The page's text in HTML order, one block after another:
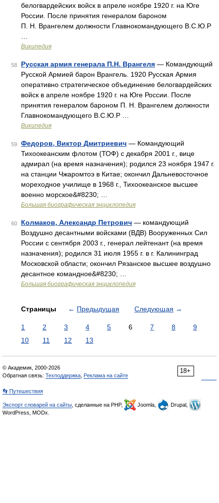
белогвардейских войск в апреле ноябре 1920 г. на Юге
России. После принятия генералом бароном
П. Н. Врангелем должности Главнокомандующего В.С.Ю.Р
Википедия
58 Русская армия генерала П.Н. Врангеля — Командующий
Русской Армией барон Врангель. 1920 Русская Армия
оперативно стратегическое объединение белогвардейских
войск в апреле ноябре 1920 г. на Юге России. После
принятия генералом бароном П. Н. Врангелем должности
Главнокомандующего В.С.Ю.Р …
Википедия
59 Федоров, Виктор Дмитриевич — Командующий
Тихоокеанским флотом (ТОФ) с декабря 2001 г., вице
адмирал (на время назначения); родился 23 ноября 1947 г.
на станции Чжаромтоэ в Китае; окончил Дальневосточное
мореходное училище в 1968 г., Тихоокеанское высшее
военно морское&#8230; …
Большая биографическая энциклопедия
60 Колмаков, Александр Петрович — командующий
Воздушно десантными войсками (ВДВ) Вооруженных Сил
России с сентября 2003 г., генерал лейтенант (на время
назначения); родился 31 июля 1955 г. в г. Калининград
Московской области; окончил Рязанское высшее воздушно
десантное командное&#8230; …
Большая биографическая энциклопедия
Страницы ← Предыдущая Следующая →
1 2 3 4 5 6 7 8
9
10
11 12 13
18+
© Академик, 2000-2026
Обратная связь: Техподдержка Реклама на сайте
👣 Путешествия
Экспорт словарей на сайты , сделанные на PHP, Joomla,
Drupal,
WordPress, MODx.